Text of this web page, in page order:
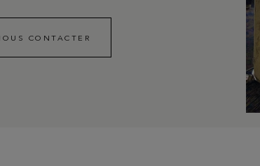
CONTACTER